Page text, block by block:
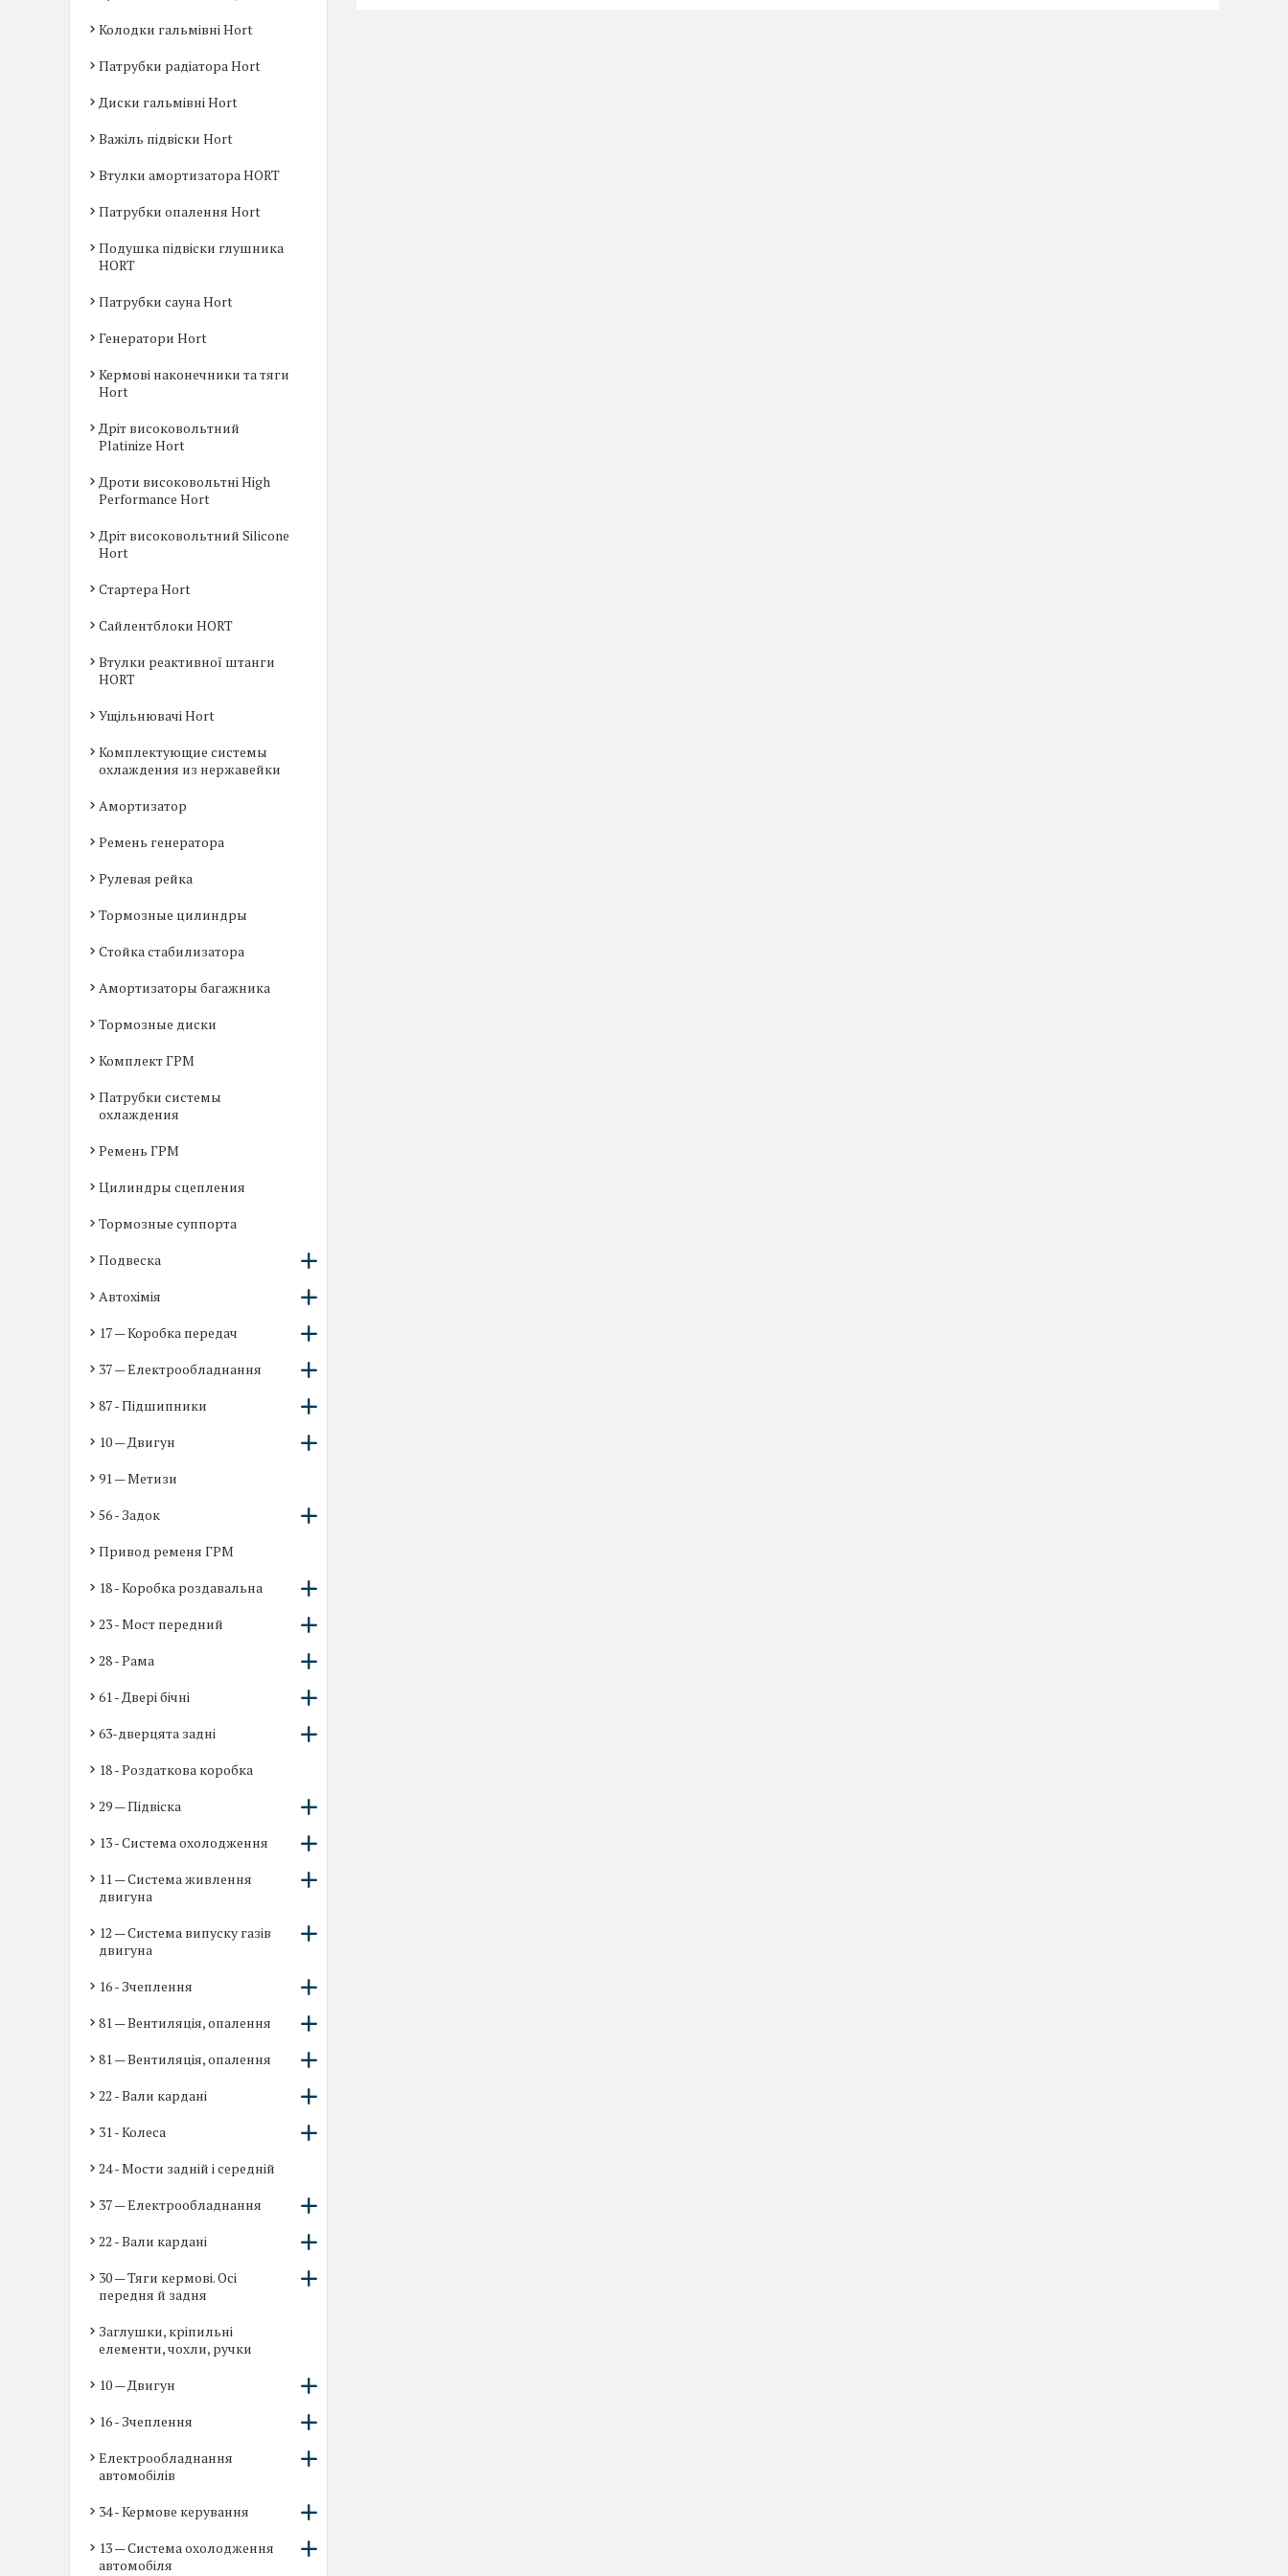
Колодки гальмівні Hort
Патрубки радіатора Hort
Диски гальмівні Hort
Важіль підвіски Hort
Втулки амортизатора HORT
Патрубки опалення Hort
Подушка підвіски глушника
HORT
Патрубки сауна Hort
Генератори Hort
Кермові наконечники та тяги
Hort
Дріт високовольтний
Platinize Hort
Дроти високовольтні High
Performance Hort
Дріт високовольтний Silicone
Hort
Стартера Hort
Сайлентблоки HORT
Втулки реактивної штанги
HORT
Ущільнювачі Hort
Комплектующие системы
охлаждения из нержавейки
Амортизатор
Ремень генератора
Рулевая рейка
Тормозные цилиндры
Стойка стабилизатора
Амортизаторы багажника
Тормозные диски
Комплект ГРМ
Патрубки системы
охлаждения
Ремень ГРМ
Цилиндры сцепления
Тормозные суппорта
Подвеска
Автохімія
17 — Коробка передач
37 — Електрообладнання
87 - Підшипники
10 — Двигун
91 — Метизи
56 - Задок
Привод ременя ГРМ
18 - Коробка роздавальна
23 - Мост передний
28 - Рама
61 - Двері бічні
63-дверцята задні
18 - Роздаткова коробка
29 — Підвіска
13 - Система охолодження
11 — Система живлення
двигуна
12 — Система випуску газів
двигуна
16 - Зчеплення
81 — Вентиляція, опалення
81 — Вентиляція, опалення
22 - Вали кардані
31 - Колеса
24 - Мости задній і середній
37 — Електрообладнання
22 - Вали кардані
30 — Тяги кермові. Осі
передня й задня
Заглушки, кріпильні
елементи, чохли, ручки
10 — Двигун
16 - Зчеплення
Електрообладнання
автомобілів
34 - Кермове керування
13 — Система охолодження
автомобіля